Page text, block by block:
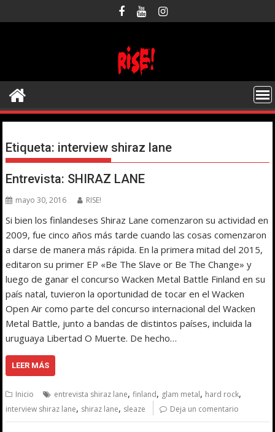
al
Etiqueta: interview shiraz lane
Entrevista: SHIRAZ LANE
mayo 30, 2016 RISE!
Si bien los finlandeses Shiraz Lane comenzaron su actividad en
2009, fue cinco años más tarde cuando las cosas comenzaron
a darse de manera más rápida. En la primera mitad del 2015,
editaron su primer EP «Be The Slave or Be The Change» y
luego de ganar el concurso Wacken Metal Battle Finland en su
país natal, tuvieron la oportunidad de tocar en el Wacken
Open Air como parte del concurso internacional del Wacken
Metal Battle, junto a bandas de distintos países, incluida la
uruguaya Libertad O Muerte. De hecho…
LEER MÁS
Inicio entrevista shiraz lane,finland, glam metal, hard rock,
interview shiraz lane, shiraz lane, sleaze Deja un comentario